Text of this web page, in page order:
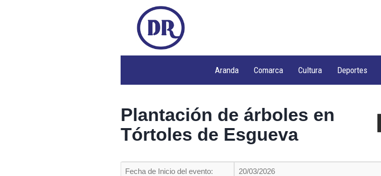
Aranda Comarca Cultura Deportes
Plantación de árboles en
Tórtoles de Esgueva
Fecha de Inicio del evento: 20/03/2026